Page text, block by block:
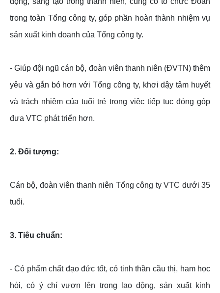
trong toàn Tổng công ty, góp phần hoàn thành nhiệm vụ
sản xuất kinh doanh của Tổng công ty.
- Giúp đội ngũ cán bộ, đoàn viên thanh niên (ĐVTN) thêm
yêu và gắn bó hơn với Tổng công ty, khơi dậy tâm huyết
và trách nhiệm của tuổi trẻ trong việc tiếp tục đóng góp
đưa VTC phát triển hơn.
2. Đối tượng:
Cán bộ, đoàn viên thanh niên Tổng công ty VTC dưới 35
tuổi.
3. Tiêu chuẩn:
- Có phẩm chất đạo đức tốt, có tinh thần cầu thị, ham học
hỏi, có ý chí vươn lên trong lao động, sản xuất kinh